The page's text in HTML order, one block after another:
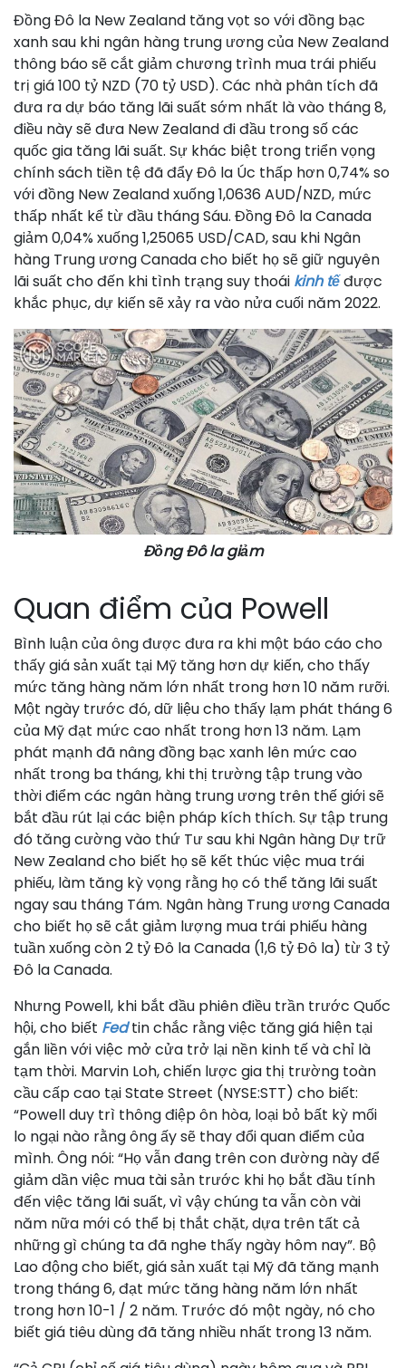
Đồng Đô la New Zealand tăng vọt so với đồng bạc
xanh sau khi ngân hàng trung ương của New Zealand
thông báo sẽ cắt giảm chương trình mua trái phiếu
trị giá 100 tỷ NZD (70 tỷ USD). Các nhà phân tích đã
đưa ra dự báo tăng lãi suất sớm nhất là vào tháng 8,
điều này sẽ đưa New Zealand đi đầu trong số các
quốc gia tăng lãi suất. Sự khác biệt trong triển vọng
chính sách tiền tệ đã đẩy Đô la Úc thấp hơn 0,74% so
với đồng New Zealand xuống 1,0636 AUD/NZD, mức
thấp nhất kể từ đầu tháng Sáu. Đồng Đô la Canada
giảm 0,04% xuống 1,25065 USD/CAD, sau khi Ngân
hàng Trung ương Canada cho biết họ sẽ giữ nguyên
lãi suất cho đến khi tình trạng suy thoái kinh tếđược
khắc phục, dự kiến sẽ xảy ra vào nửa cuối năm 2022.
Đồng Đô la giảm
Quan điểm của Powell
Bình luận của ông được đưa ra khi một báo cáo cho
thấy giá sản xuất tại Mỹ tăng hơn dự kiến, cho thấy
mức tăng hàng năm lớn nhất trong hơn 10 năm rưỡi.
Một ngày trước đó, dữ liệu cho thấy lạm phát tháng 6
của Mỹ đạt mức cao nhất trong hơn 13 năm. Lạm
phát mạnh đã nâng đồng bạc xanh lên mức cao
nhất trong ba tháng, khi thị trường tập trung vào
thời điểm các ngân hàng trung ương trên thế giới sẽ
bắt đầu rút lại các biện pháp kích thích. Sự tập trung
đó tăng cường vào thứ Tư sau khi Ngân hàng Dự trữ
New Zealand cho biết họ sẽ kết thúc việc mua trái
phiếu, làm tăng kỳ vọng rằng họ có thể tăng lãi suất
ngay sau tháng Tám. Ngân hàng Trung ương Canada
cho biết họ sẽ cắt giảm lượng mua trái phiếu hàng
tuần xuống còn 2 tỷ Đô la Canada (1,6 tỷ Đô la) từ 3 tỷ
Đô la Canada.
Nhưng Powell, khi bắt đầu phiên điều trần trước Quốc
hội, cho biết Fedtin chắc rằng việc tăng giá hiện tại
gắn liền với việc mở cửa trở lại nền kinh tế và chỉ là
tạm thời. Marvin Loh, chiến lược gia thị trường toàn
cầu cấp cao tại State Street (NYSE:STT) cho biết:
“Powell duy trì thông điệp ôn hòa, loại bỏ bất kỳ mối
lo ngại nào rằng ông ấy sẽ thay đổi quan điểm của
mình. Ông nói: “Họ vẫn đang trên con đường này để
giảm dần việc mua tài sản trước khi họ bắt đầu tính
đến việc tăng lãi suất, vì vậy chúng ta vẫn còn vài
năm nữa mới có thể bị thắt chặt, dựa trên tất cả
những gì chúng ta đã nghe thấy ngày hôm nay”. Bộ
Lao động cho biết, giá sản xuất tại Mỹ đã tăng mạnh
trong tháng 6, đạt mức tăng hàng năm lớn nhất
trong hơn 10-1 / 2 năm. Trước đó một ngày, nó cho
biết giá tiêu dùng đã tăng nhiều nhất trong 13 năm.